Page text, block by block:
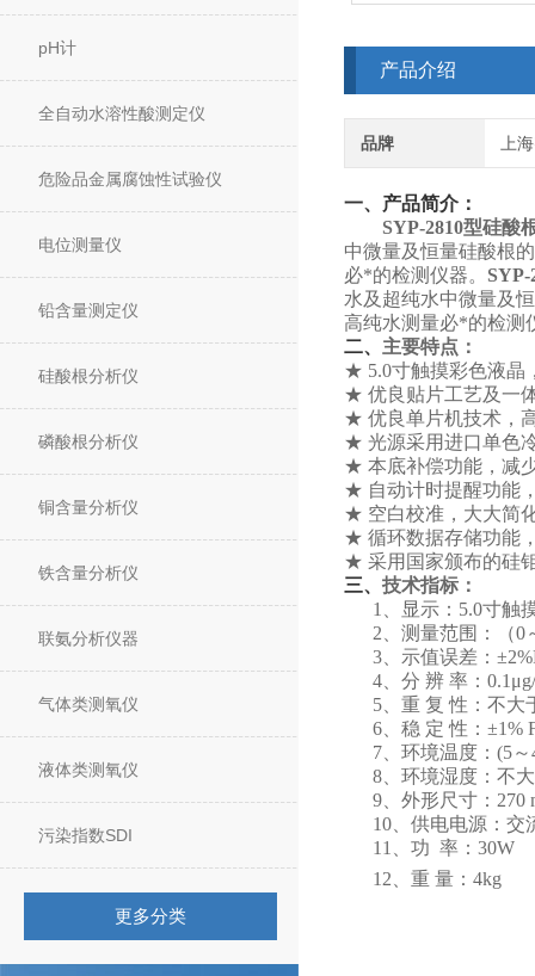
pH计
全自动水溶性酸测定仪
危险品金属腐蚀性试验仪
电位测量仪
铅含量测定仪
硅酸根分析仪
磷酸根分析仪
铜含量分析仪
铁含量分析仪
联氨分析仪器
气体类测氧仪
液体类测氧仪
污染指数SDI
更多分类
产品介绍
品牌 上
一、产品简介：
SYP-2810型硅酸
中微量及恒量硅酸根
必*的检测仪器。 SYP-
水及超纯水中微量及
高纯水测量必*的检测
二、 主要特点：
★ 5.0寸触摸彩色液晶
★ 优良贴片工艺及一
★ 优良单片机技术，
★ 光源采用进口单色
★ 本底补偿功能，减
★ 自动计时提醒功能
★ 空白校准，大大简
★ 循环数据存储功能
★ 采用国家颁布的硅
三、 技术指标：
1、显示：5.0寸触
2、测量范围：（
3、示值误差：
4、分 辨 率：
5、重 复 性：不大
6、稳 定 性：±1%
7、环境温度：(5
8、环境湿度：不
9、外形尺寸：270
10、供电电源：交
11、功 率：30W
12、重 量：4kg